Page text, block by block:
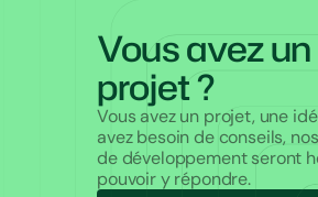
Vous avez un
projet ?
Vous avez un projet, une
avez besoin de conseils,
de développement seront
pouvoir y répondre.